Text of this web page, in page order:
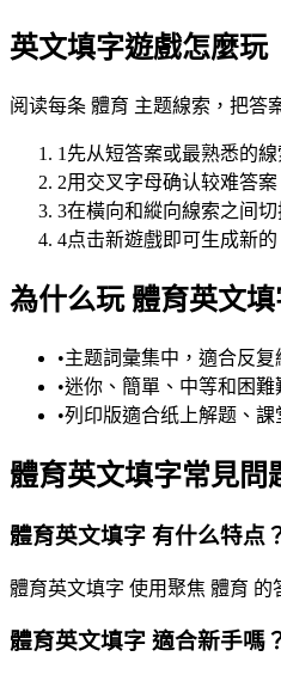
英文填字遊戲怎麼玩
阅读每条 體育 主题線索，把答
1 先从短答案或最熟悉的線
2用交叉字母确认较难答案
3在橫向和縱向線索之间
4点击新遊戲即可生成新
為什么玩 體育英文填
•主题詞彙集中，適合反复
•迷你、簡單、中等和困
•列印版適合纸上解题、課
體育英文填字常見問
體育英文填字 有什么特点
體育英文填字 使用聚焦 體育
體育英文填字 適合新手嗎